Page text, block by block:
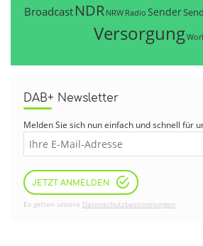
Broadcast NDR NRW Radio Sender
Versorgung
DAB+ Newsletter
Melden Sie sich nun einfach und schnell für
JETZT ANMELDEN
Es gelten unsere Datenschutzbestimmungen